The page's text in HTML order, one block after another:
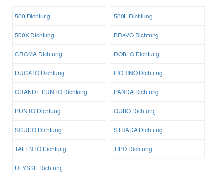
500 Dichtung 500L Dichtung
500X Dichtung BRAVO Dichtung
CROMA Dichtung DOBLO Dichtung
DUCATO Dichtung FIORINO Dichtung
GRANDE PUNTO Dichtung PANDA Dichtung
PUNTO Dichtung QUBO Dichtung
SCUDO Dichtung STRADA Dichtung
TALENTO Dichtung TIPO Dichtung
ULYSSE Dichtung